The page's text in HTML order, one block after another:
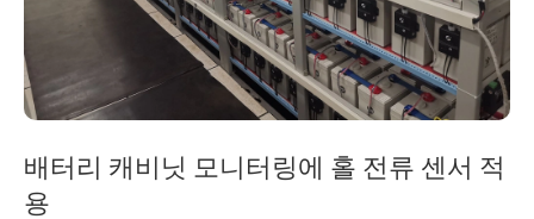
배터리 캐비닛 모니터링에 홀 전류 센서 적
용